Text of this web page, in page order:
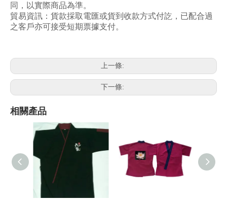
同，以實際商品為準。
貿易資訊：貨款採取電匯或貨到收款方式付訖，已配合過
之客戶亦可接受短期票據支付。
上一條:
下一條:
相關產品